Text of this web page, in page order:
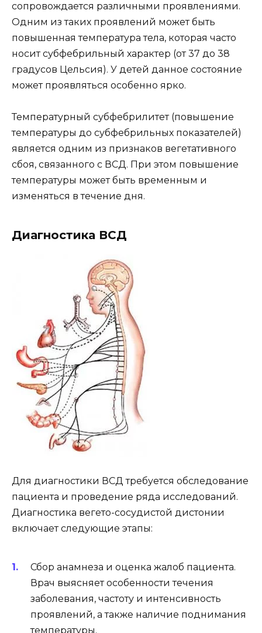
сопровождается различными проявлениями.
Одним из таких проявлений может быть
повышенная температура тела, которая часто
носит субфебрильный характер (от 37 до 38
градусов Цельсия). У детей данное состояние
может проявляться особенно ярко.
Температурный субфебрилитет (повышение
температуры до субфебрильных показателей)
является одним из признаков вегетативного
сбоя, связанного с ВСД. При этом повышение
температуры может быть временным и
изменяться в течение дня.
Диагностика ВСД
Для диагностики ВСД требуется обследование
пациента и проведение ряда исследований.
Диагностика вегето-сосудистой дистонии
включает следующие этапы:
Сбор анамнеза и оценка жалоб пациента.
Врач выясняет особенности течения
заболевания, частоту и интенсивность
проявлений, а также наличие поднимания
температуры.